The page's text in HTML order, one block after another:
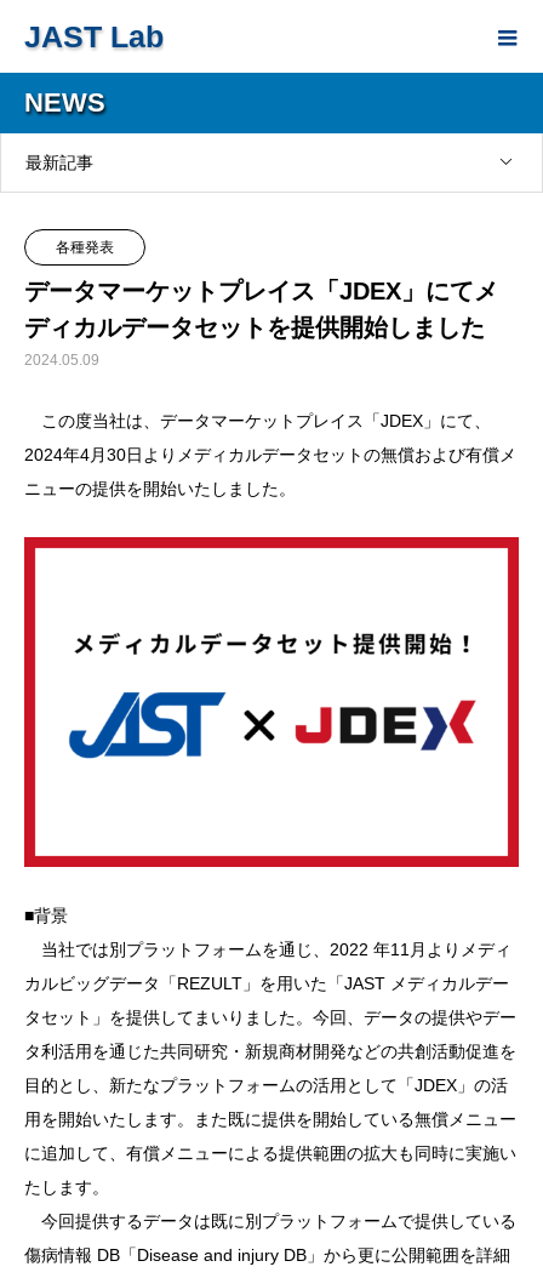
JAST Lab
NEWS
最新記事
各種発表
データマーケットプレイス「JDEX」にてメ
ディカルデータセットを提供開始しました
2024.05.09
この度当社は、データマーケットプレイス「JDEX」にて、
2024年4月30日よりメディカルデータセットの無償および有償メ
ニューの提供を開始いたしました。
■背景
当社では別プラットフォームを通じ、2022 年11月よりメディ
カルビッグデータ「REZULT」を用いた「JAST メディカルデー
タセット」を提供してまいりました。今回、データの提供やデー
タ利活用を通じた共同研究・新規商材開発などの共創活動促進を
目的とし、新たなプラットフォームの活用として「JDEX」の活
用を開始いたします。また既に提供を開始している無償メニュー
に追加して、有償メニューによる提供範囲の拡大も同時に実施い
たします。
今回提供するデータは既に別プラットフォームで提供している
傷病情報 DB「Disease and injury DB」から更に公開範囲を詳細